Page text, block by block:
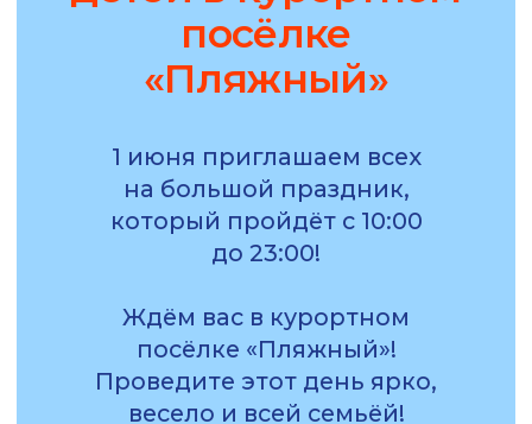
1 июня приглашаем всех
на большой праздник,
который пройдёт с 10:00
Ждём вас в курортном
посёлке «Пляжный»!
Проведите этот день ярко,
весело и всей семьёй!